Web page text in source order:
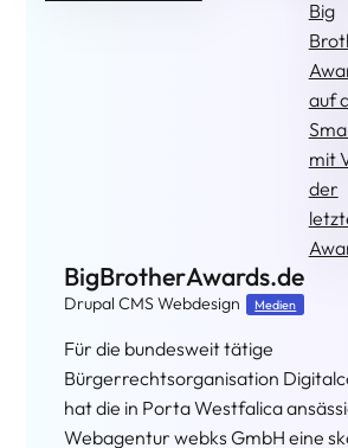
BigBrotherAwards.de
Drupal CMS Webdesign Medien
Für die bundesweit tätige
Bürgerrechtsorganisation
hat die in Porta Westfalica
Webagentur webks GmbH eine